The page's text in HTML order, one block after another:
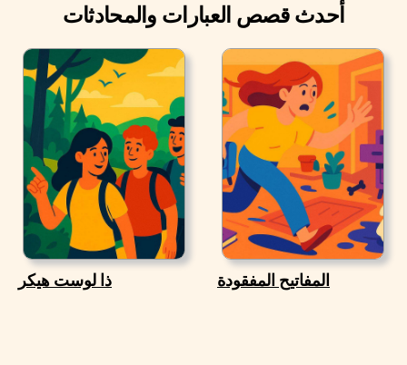
أحدث قصص العبارات والمحادثات
ذا لوست هيكر المفاتيح المفقودة